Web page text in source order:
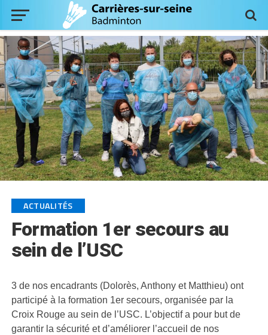
ACTUALITÉS
Formation 1er secours au
sein de l’USC
3 de nos encadrants (Dolorès, Anthony et Matthieu) ont
participé à la formation 1er secours, organisée par la
Croix Rouge au sein de l’USC. L’objectif a pour but de
garantir la sécurité et d’améliorer l’accueil de nos